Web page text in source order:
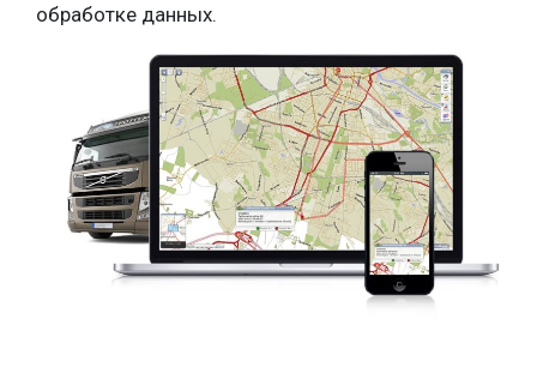
обработке данных.